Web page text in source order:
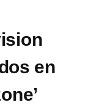
en